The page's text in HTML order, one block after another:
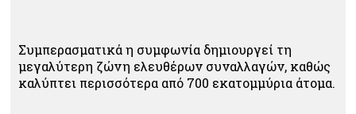
Συμπερασματικά η συμφωνία δημιουργεί τη
μεγαλύτερη ζώνη ελευθέρων συναλλαγών, καθώς
καλύπτει περισσότερα από 700 εκατομμύρια άτομα.